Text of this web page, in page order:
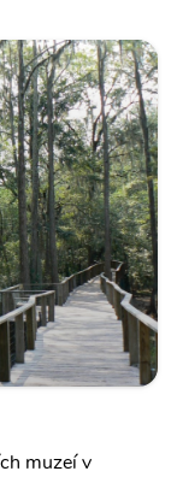
muzeí v